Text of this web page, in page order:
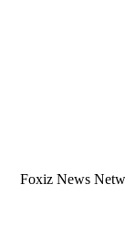
© 2022 Foxiz